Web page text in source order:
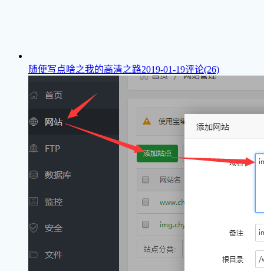
随便写点啥之我的高清之路2019-01-19评论(26)